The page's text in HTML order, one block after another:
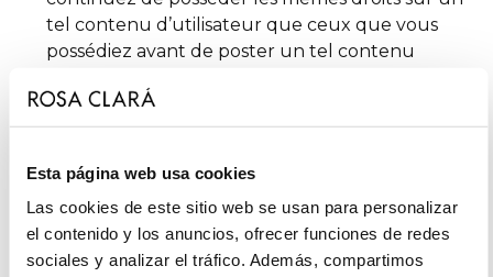
Esta página web usa cookies
Las cookies de este sitio web se usan para personalizar
el contenido y los anuncios, ofrecer funciones de redes
sociales y analizar el tráfico. Además, compartimos
tel contenu d’utilisateur que ceux que vous
possédiez avant de poster un tel contenu
HOLDING S.L.U. et vous continuez d’avoir le droit
d’utiliser votre contenu d’utilisateur de la façon
en publiant (« postant ») un contenu d’utilisateur
sur ou via le site web de WHITE FACTORY
HOLDING S.L.U., vous octroyez par les présentes
à WHITE FACTORY HOLDING S.L.U. une licence